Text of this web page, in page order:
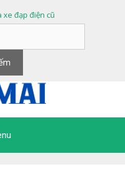
xe đạp điện cũ